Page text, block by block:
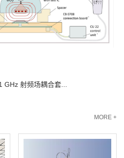
射频场耦合套...
MORE +